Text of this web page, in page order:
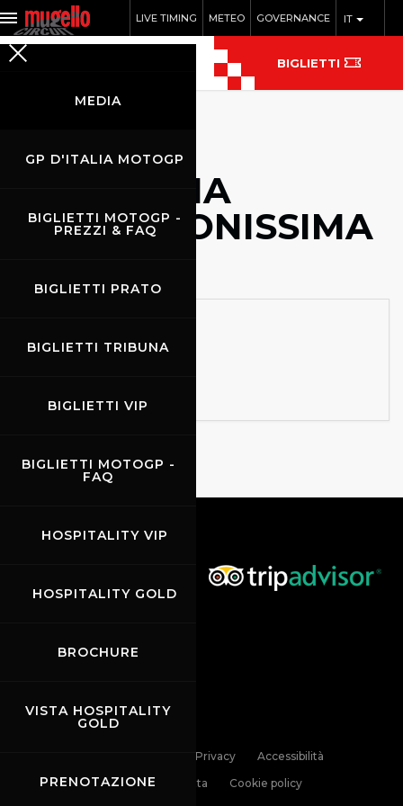
IT
LIVE TIMING METEO GOVERNANCE
MEDIA
GP D'ITALIA MOTOGP
BIGLIETTI MOTOGP -
PREZZI & FAQ
BIGLIETTI PRATO
BIGLIETTI TRIBUNA
BIGLIETTI VIP
BIGLIETTI MOTOGP -
FAQ
HOSPITALITY VIP
HOSPITALITY GOLD
BROCHURE
VISTA HOSPITALITY
GOLD
PRENOTAZIONE
BIGLIETTI
TRIBUNA
POLTRONISSIMA
Privacy
Accessibilità
Codice di Condotta
Cookie policy